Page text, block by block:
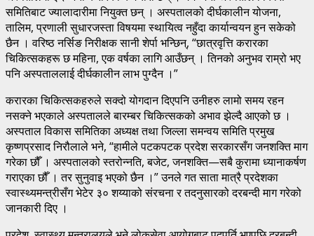
समितिबाट ज्यालादारीमा नियुक्त छन् । अस्पतालको दीर्घकालीन योजना,
तालिम, प्रणाली सुधारजस्ता विषयमा स्थायित्व नहुँदा कार्यान्वयन हुन सकेको
छैन । वरिष्ठ नर्सिङ निरीक्षक सानी शेर्पा भन्छिन्, “छात्रवृत्ति करारका
चिकित्सकहरू छ महिना, एक वर्षका लागि आउँछन् । तिनको अनुभव राम्रो भए
पनि अस्पताललाई दीर्घकालीन लाभ पुग्दैन ।”
करारका चिकित्सकहरुले सक्दो योगदान दिएपनि उनीहरु लामो समय रहन
नसक्ने भएकाले अस्पतालले बारम्बर चिकित्सकको अभाव झेल्दै आएको छ ।
अस्पताल विकास समितिका अध्यक्ष तथा जिल्ला समन्वय समिति प्रमुख
कृष्णप्रसाद निरौलाले भने, “हामीले पटकपटक प्रदेश सरकारसँग जनशक्ति माग
गरेका छौँ । अस्पतालको स्तरोन्नति, बजेट, जनशक्ति—सबै कुरामा ध्यानाकर्षण
गराएका छौँ । तर सुनुवाइ भएको छैन ।” उनले गत साता मात्रै प्रदेशका
स्वास्थ्यमन्त्रीसँग भेटेर ३० शय्याको संरचना र तदनुसारको दरबन्दी माग गरेको
जानकारी दिए ।